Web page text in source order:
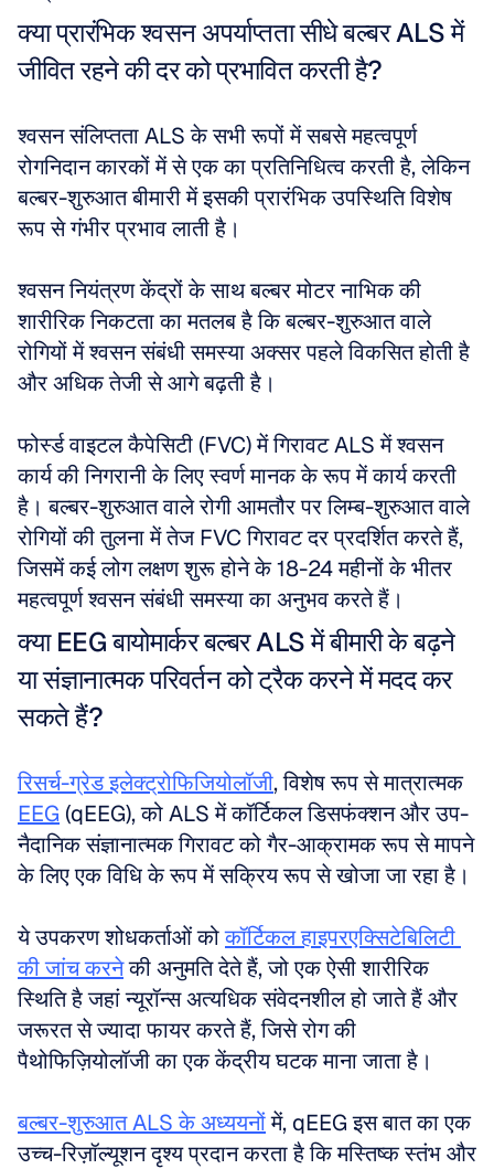
क्या प्रारंभिक श्वसन अपर्याप्तता सीधे बल्बर ALS में
जीवित रहने की दर को प्रभावित करती है?
श्वसन संलिप्तता ALS के सभी रूपों में सबसे महत्वपूर्ण
रोगनिदान कारकों में से एक का प्रतिनिधित्व करती है, लेकिन
बल्बर-शुरुआत बीमारी में इसकी प्रारंभिक उपस्थिति विशेष
रूप से गंभीर प्रभाव लाती है।
श्वसन नियंत्रण केंद्रों के साथ बल्बर मोटर नाभिक की
शारीरिक निकटता का मतलब है कि बल्बर-शुरुआत वाले
रोगियों में श्वसन संबंधी समस्या अक्सर पहले विकसित होती है
और अधिक तेजी से आगे बढ़ती है।
फोर्स्ड वाइटल कैपेसिटी (FVC) में गिरावट ALS में श्वसन
कार्य की निगरानी के लिए स्वर्ण मानक के रूप में कार्य करती
है। बल्बर-शुरुआत वाले रोगी आमतौर पर लिम्ब-शुरुआत वाले
रोगियों की तुलना में तेज FVC गिरावट दर प्रदर्शित करते हैं,
जिसमें कई लोग लक्षण शुरू होने के 18-24 महीनों के भीतर
महत्वपूर्ण श्वसन संबंधी समस्या का अनुभव करते हैं।
क्या EEG बायोमार्कर बल्बर ALS में बीमारी के बढ़ने
या संज्ञानात्मक परिवर्तन को ट्रैक करने में मदद कर
सकते हैं?
रिसर्च-ग्रेड इलेक्ट्रोफिजियोलॉजी
, विशेष रूप से मात्रात्मक
EEG (qEEG), को ALS में कॉर्टिकल डिसफंक्शन और उप-
नैदानिक संज्ञानात्मक गिरावट को गैर-आक्रामक रूप से मापने
के लिए एक विधि के रूप में सक्रिय रूप से खोजा जा रहा है।
ये उपकरण शोधकर्ताओं को कॉर्टिकल हाइपरएक्सिटेबिलिटी
की जांच करने की अनुमति देते हैं, जो एक ऐसी शारीरिक
स्थिति है जहां न्यूरॉन्स अत्यधिक संवेदनशील हो जाते हैं और
जरूरत से ज्यादा फायर करते हैं, जिसे रोग की
पैथोफिज़ियोलॉजी का एक केंद्रीय घटक माना जाता है।
बल्बर-शुरुआत ALS के अध्ययनों में, qEEG इस बात का एक
उच्च-रिज़ॉल्यूशन दृश्य प्रदान करता है कि मस्तिष्क स्तंभ और